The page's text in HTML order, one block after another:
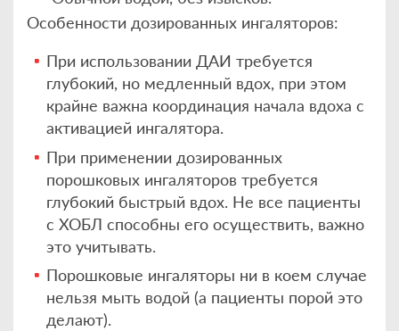
Особенности дозированных ингаляторов:
При использовании ДАИ требуется
глубокий, но медленный вдох, при этом
крайне важна координация начала вдоха с
активацией ингалятора.
При применении дозированных
порошковых ингаляторов требуется
глубокий быстрый вдох. Не все пациенты
с ХОБЛ способны его осуществить, важно
это учитывать.
Порошковые ингаляторы ни в коем случае
нельзя мыть водой (а пациенты порой это
делают).